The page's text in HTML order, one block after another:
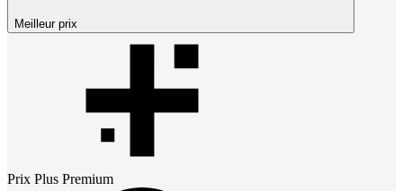
Meilleur prix
Prix Plus Premium